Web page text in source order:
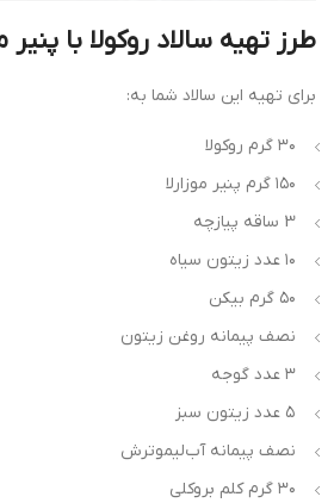
طرز تهیه سالاد روکولا با پنیر
برای تهیه این سالاد شما به:
۳۰ گرم روکولا
۱۵۰ گرم پنیر موزارلا
3 ساقه پیازچه
۱۰ عدد زیتون سیاه
۵۰ گرم بیکن
نصف پیمانه روغن زیتون
۳ عدد گوجه
نصف پیمانه آب‌لیموترش
۳۰ گرم کلم بروکلی